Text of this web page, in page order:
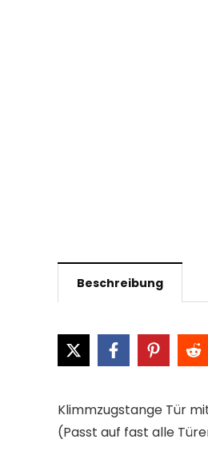
Beschreibung
Klimmzugstange Tür
(Passt auf fast alle